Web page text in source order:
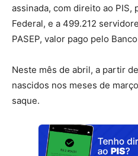
assinada, com direito ao PIS,
Federal, e a 499.212
PASEP, valor pago pelo
Neste mês de abril, a partir
nascidos nos meses de
saque.